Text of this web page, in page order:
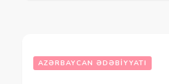
AZƏRBAYCAN ƏDƏBIYYATI